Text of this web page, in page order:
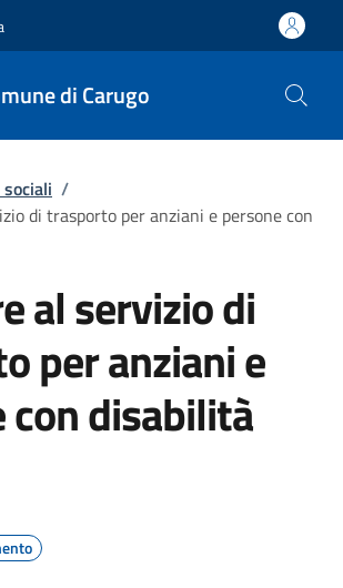
di Carugo
/
di trasporto per anziani e persone con
al servizio di
per anziani e
con disabilità